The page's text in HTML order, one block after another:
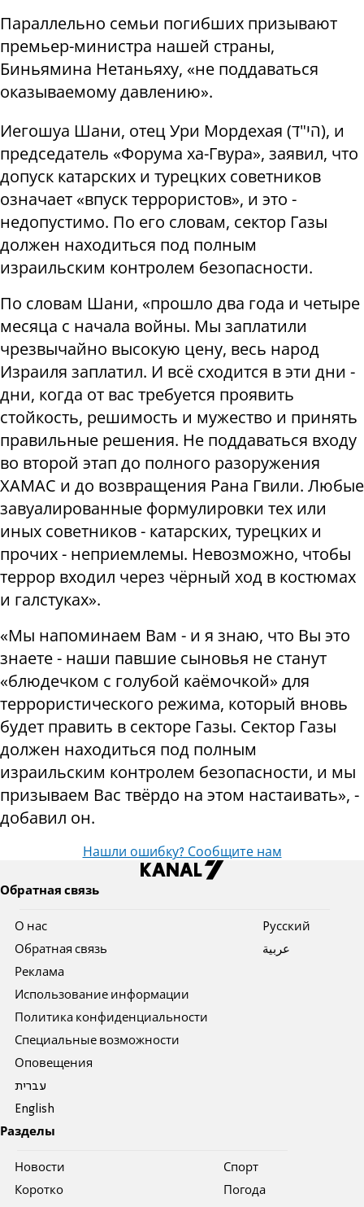
Параллельно семьи погибших призывают
премьер-министра нашей страны,
Биньямина Нетаньяху, «не поддаваться
оказываемому давлению».
Иегошуа Шани, отец Ури Мордехая (הי"ד), и
председатель «Форума ха-Гвура», заявил, что
допуск катарских и турецких советников
означает «впуск террористов», и это -
недопустимо. По его словам, сектор Газы
должен находиться под полным
израильским контролем безопасности.
По словам Шани, «прошло два года и четыре
месяца с начала войны. Мы заплатили
чрезвычайно высокую цену, весь народ
Израиля заплатил. И всё сходится в эти дни -
дни, когда от вас требуется проявить
стойкость, решимость и мужество и принять
правильные решения. Не поддаваться входу
во второй этап до полного разоружения
ХАМАС и до возвращения Рана Гвили. Любые
завуалированные формулировки тех или
иных советников - катарских, турецких и
прочих - неприемлемы. Невозможно, чтобы
террор входил через чёрный ход в костюмах
и галстуках».
«Мы напоминаем Вам - и я знаю, что Вы это
знаете - наши павшие сыновья не станут
«блюдечком с голубой каёмочкой» для
террористического режима, который вновь
будет править в секторе Газы. Сектор Газы
должен находиться под полным
израильским контролем безопасности, и мы
призываем Вас твёрдо на этом настаивать», -
добавил он.
Нашли ошибку? Сообщите нам
Обратная связь
О нас
Обратная связь
Реклама
Использование информации
Политика конфиденциальности
Специальные возможности
Оповещения
עברית
English
Pусский
عربية
Разделы
Новости
Коротко
Спорт
Погода